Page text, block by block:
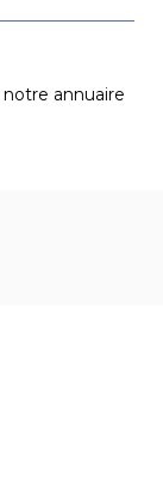
annuaire